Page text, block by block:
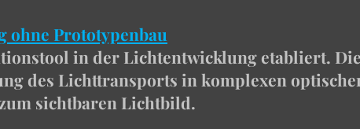
Prototypenbau
in der Lichtentwicklung etabliert.
des Lichttransports in komplexen
sichtbaren Lichtbild.